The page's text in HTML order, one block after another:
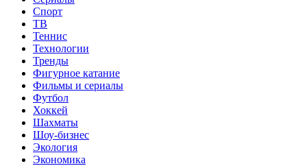
Спорт
ТВ
Теннис
Технологии
Тренды
Фигурное катание
Фильмы и сериалы
Футбол
Хоккей
Шахматы
Шоу-бизнес
Экология
Экономика